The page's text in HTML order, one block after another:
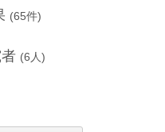
(65件)
(6 人)